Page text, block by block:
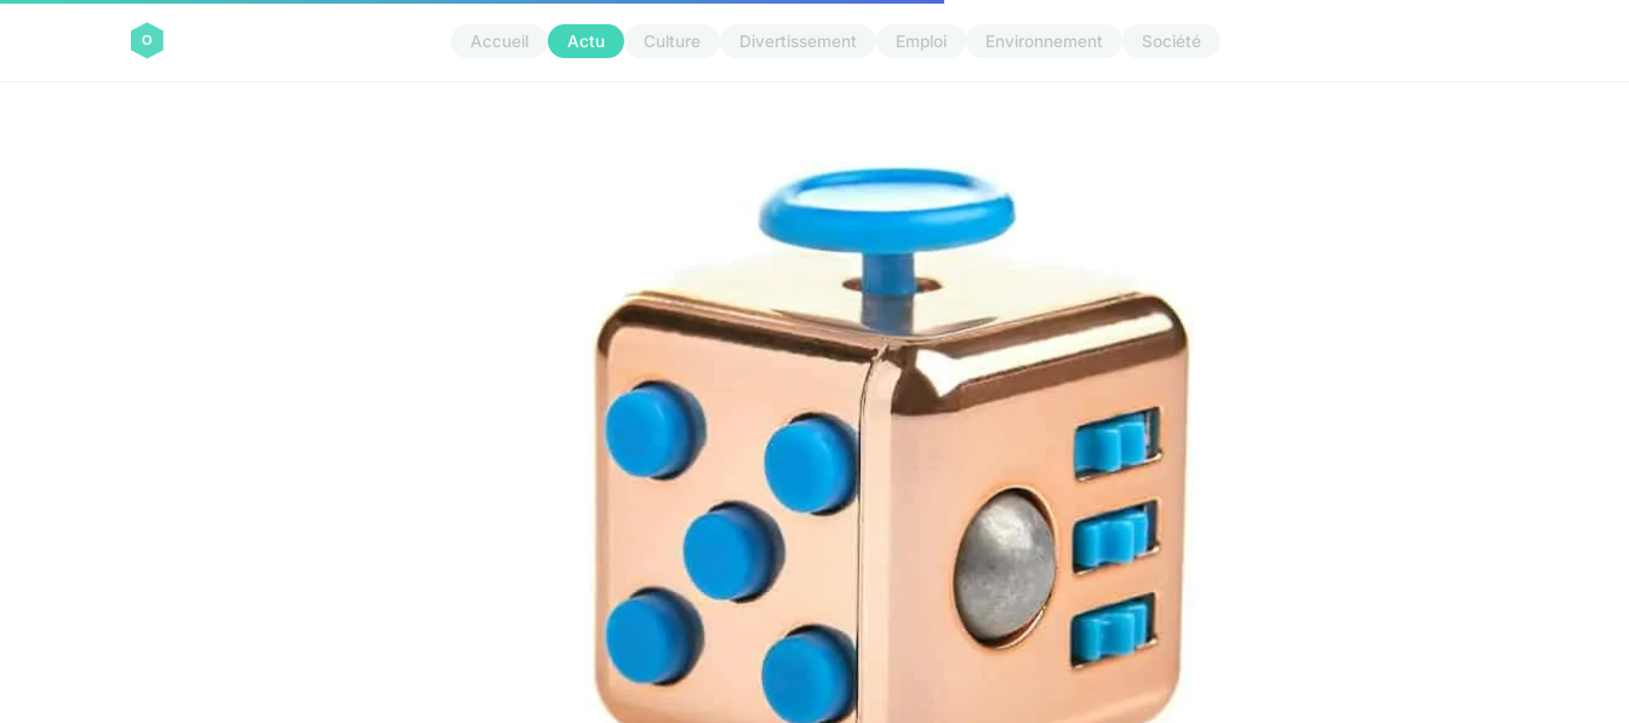
Accueil Actu Culture Divertissement Emploi Environnement Société